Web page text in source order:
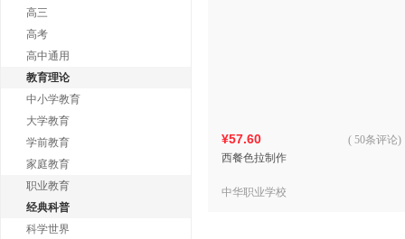
高三
高考
高中通用
教育理论
中小学教育
大学教育
学前教育
家庭教育
职业教育
经典科普
科学世界
¥57.60
西餐色拉制作
( 50条评论)
中华职业学校